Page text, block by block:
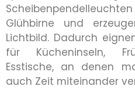
Glühbirne und
Lichtbild. Dadurch
für Kücheninseln,
Esstische, an denen
auch Zeit miteinander